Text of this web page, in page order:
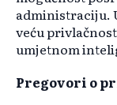
administraciju.
veću
umjetnom
Pregovori o